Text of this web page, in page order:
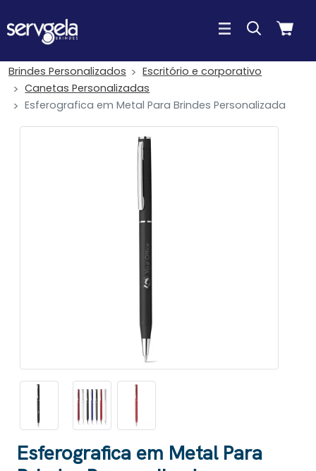
Brindes Personalizados
Escritório e corporativo
Canetas Personalizadas
Esferografica em Metal Para Brindes Personalizada
Esferografica em Metal Para